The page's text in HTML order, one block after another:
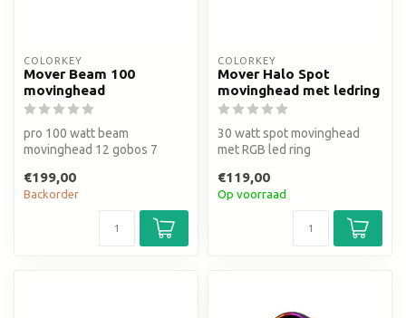
COLORKEY
Mover Beam 100
movinghead
pro 100 watt beam
movinghead 12 gobos 7
color rain...
€199,00
Backorder
COLORKEY
Mover Halo Spot
movinghead met ledring
30 watt spot movinghead
met RGB led ring
€119,00
Op voorraad